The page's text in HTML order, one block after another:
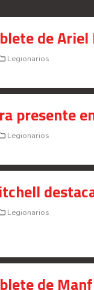
de
Legionarios
presente
Legionarios
Legionarios
de